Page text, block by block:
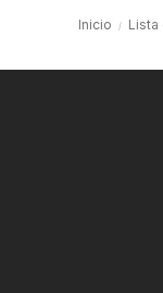
Inicio Lista